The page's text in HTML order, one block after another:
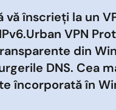
vă înscrieți la un
IPv6.Urban VPN
din
DNS. Cea
încorporată în